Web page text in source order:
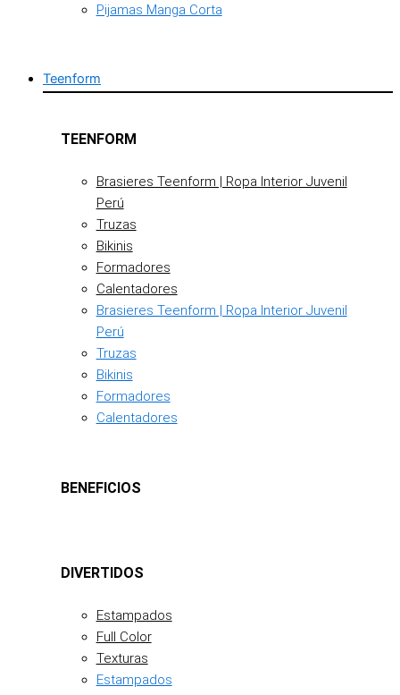
Pijamas Manga Corta
Teenform
TEENFORM
Brasieres Teenform | Ropa Interior Juvenil
Perú
Truzas
Bikinis
Formadores
Calentadores
Brasieres Teenform | Ropa Interior Juvenil
Perú
Truzas
Bikinis
Formadores
Calentadores
BENEFICIOS
DIVERTIDOS
Estampados
Full Color
Texturas
Estampados